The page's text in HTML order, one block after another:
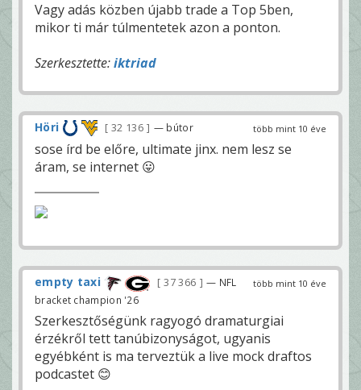
Vagy adás közben újabb trade a Top 5ben,
mikor ti már túlmentetek azon a ponton.
Szerkesztette:iktriad
több mint 10 éve
Höri 32 136 — bútor
sose írd be előre, ultimate jinx. nem lesz se
áram, se internet 😛
több mint 10 éve
empty taxi 37 366
— NFL
bracket champion '26
Szerkesztőségünk ragyogó dramaturgiai
érzékről tett tanúbizonyságot, ugyanis
egyébként is ma terveztük a live mock draftos
podcastet 😊